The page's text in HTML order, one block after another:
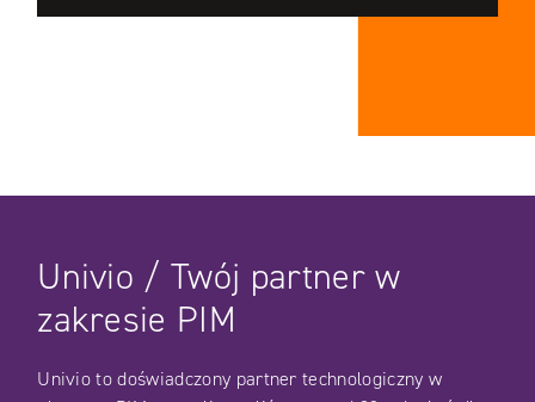
Univio / Twój partner w
zakresie PIM
Univio to doświadczony partner technologiczny w